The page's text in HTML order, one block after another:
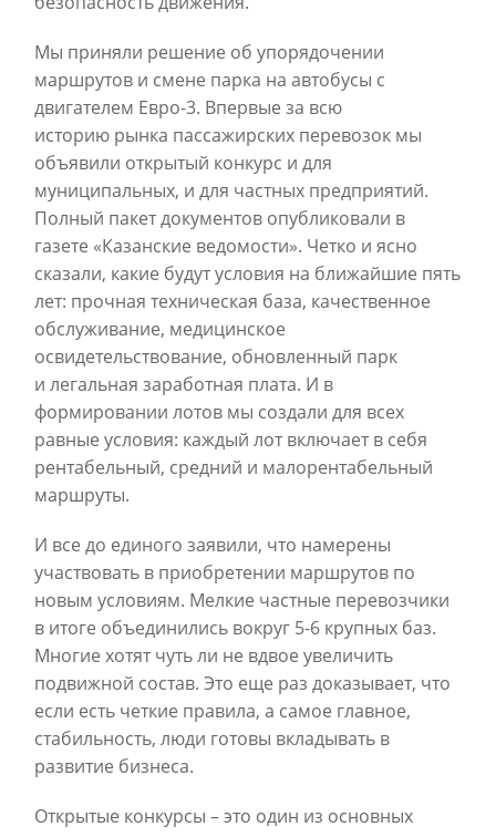
Мы приняли решение об упорядочении
маршрутов и смене парка на автобусы с
двигателем Евро-3. Впервые за всю
историю рынка пассажирских перевозок мы
объявили открытый конкурс и для
муниципальных, и для частных предприятий.
Полный пакет документов опубликовали в
газете «Казанские ведомости». Четко и ясно
сказали, какие будут условия на ближайшие пять
лет: прочная техническая база, качественное
обслуживание, медицинское
освидетельствование, обновленный парк
и легальная заработная плата. И в
формировании лотов мы создали для всех
равные условия: каждый лот включает в себя
рентабельный, средний и малорентабельный
маршруты.
И все до единого заявили, что намерены
участвовать в приобретении маршрутов по
новым условиям. Мелкие частные перевозчики
в итоге объединились вокруг 5-6 крупных баз.
Многие хотят чуть ли не вдвое увеличить
подвижной состав. Это еще раз доказывает, что
если есть четкие правила, а самое главное,
стабильность, люди готовы вкладывать в
развитие бизнеса.
Открытые конкурсы – это один из основных